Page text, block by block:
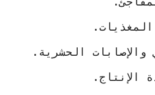
الحشرية.
الإنتاج.